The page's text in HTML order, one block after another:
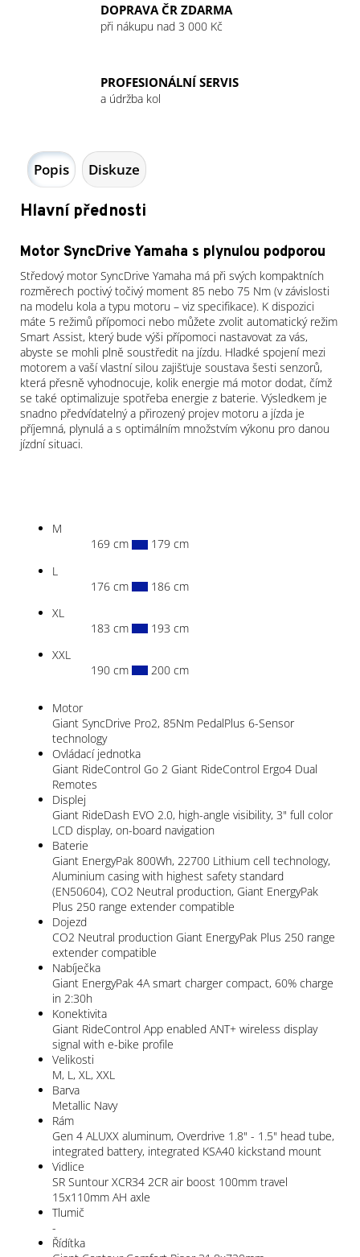
DOPRAVA ČR ZDARMA
při nákupu nad 3 000 Kč
PROFESIONÁLNÍ SERVIS
a údržba kol
Popis Diskuze
Hlavní přednosti
Motor SyncDrive Yamaha s plynulou podporou
Středový motor SyncDrive Yamaha má při svých kompaktních
rozměrech poctivý točivý moment 85 nebo 75 Nm (v závislosti
na modelu kola a typu motoru – viz specifikace). K dispozici
máte 5 režimů přípomoci nebo můžete zvolit automatický režim
Smart Assist, který bude výši přípomoci nastavovat za vás,
abyste se mohli plně soustředit na jízdu. Hladké spojení mezi
motorem a vaší vlastní silou zajišťuje soustava šesti senzorů,
která přesně vyhodnocuje, kolik energie má motor dodat, čímž
se také optimalizuje spotřeba energie z baterie. Výsledkem je
snadno předvídatelný a přirozený projev motoru a jízda je
příjemná, plynulá a s optimálním množstvím výkonu pro danou
jízdní situaci.
M
169 cm
179 cm
L
176 cm
186 cm
XL
183 cm
193 cm
XXL
190 cm
200 cm
Motor
Giant SyncDrive Pro2, 85Nm PedalPlus 6-Sensor
technology
Ovládací jednotka
Giant RideControl Go 2 Giant RideControl Ergo4 Dual
Remotes
Displej
Giant RideDash EVO 2.0, high-angle visibility, 3" full color
LCD display, on-board navigation
Baterie
Giant EnergyPak 800Wh, 22700 Lithium cell technology,
Aluminium casing with highest safety standard
(EN50604), CO2 Neutral production, Giant EnergyPak
Plus 250 range extender compatible
Dojezd
CO2 Neutral production Giant EnergyPak Plus 250 range
extender compatible
Nabíječka
Giant EnergyPak 4A smart charger compact, 60% charge
in 2:30h
Konektivita
Giant RideControl App enabled ANT+ wireless display
signal with e-bike profile
Velikosti
M, L, XL, XXL
Barva
Metallic Navy
Rám
Gen 4 ALUXX aluminum, Overdrive 1.8" - 1.5" head tube,
integrated battery, integrated KSA40 kickstand mount
Vidlice
SR Suntour XCR34 2CR air boost 100mm travel
15x110mm AH axle
Tlumič
-
Řídítka